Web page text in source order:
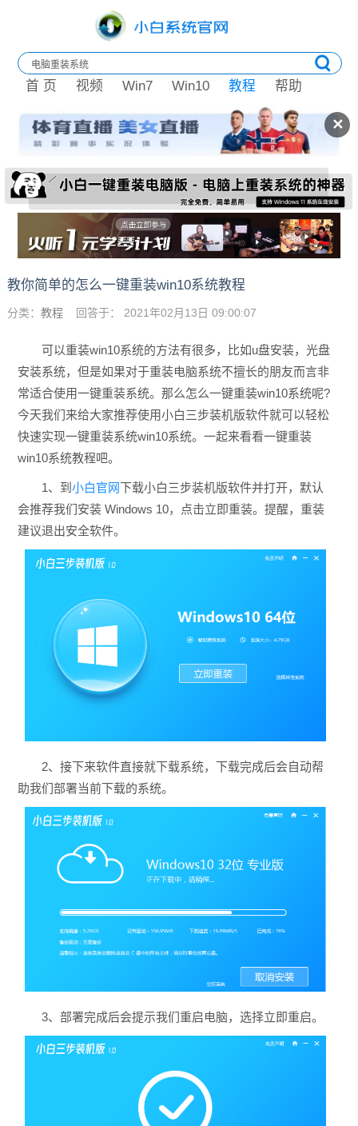
✕
首 页 视频 Win7 Win10 教程 帮助
教你简单的怎么一键重装win10系统教程
分类： 教程 回答于： 2021年02月13日 09:00:07
可以重装win10系统的方法有很多，比如u盘安装，光盘
安装系统，但是如果对于重装电脑系统不擅长的朋友而言非
常适合使用一键重装系统。那么怎么一键重装win10系统呢?
今天我们来给大家推荐使用小白三步装机版软件就可以轻松
快速实现一键重装系统win10系统。一起来看看一键重装
win10系统教程吧。
1、到 小白官网下载小白三步装机版软件并打开，默认
会推荐我们安装 Windows 10，点击立即重装。提醒，重装
建议退出安全软件。
2、接下来软件直接就下载系统，下载完成后会自动帮
助我们部署当前下载的系统。
3、部署完成后会提示我们重启电脑，选择立即重启。